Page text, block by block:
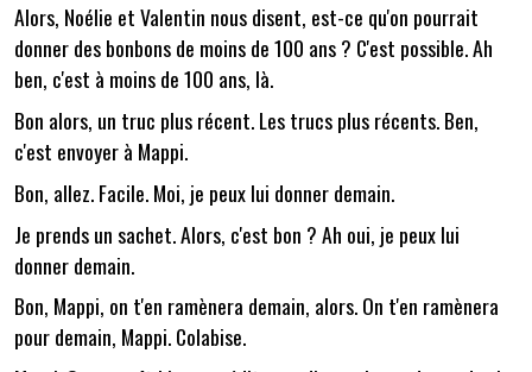
Alors, Noélie et Valentin nous disent, est-ce qu'on pourrait
donner des bonbons de moins de 100 ans ? C'est possible. Ah
ben, c'est à moins de 100 ans, là.
Bon alors, un truc plus récent. Les trucs plus récents. Ben,
c'est envoyer à Mappi.
Bon, allez. Facile. Moi, je peux lui donner demain.
Je prends un sachet. Alors, c'est bon ? Ah oui, je peux lui
donner demain.
Bon, Mappi, on t'en ramènera demain, alors. On t'en ramènera
pour demain, Mappi. Colabise.